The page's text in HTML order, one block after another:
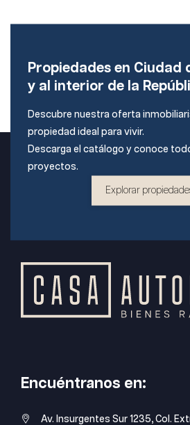
Propiedades en Ciudad
y al interior de la
Descubre nuestra oferta
propiedad ideal para vivir.
Descarga el catálogo y conoce
proyectos.
Explorar
Encuéntranos en:
Av. Insurgentes Sur 1235, Col.